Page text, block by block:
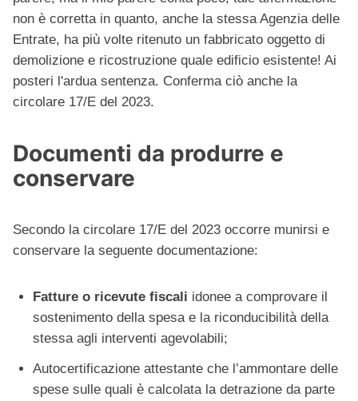
non è corretta in quanto, anche la stessa Agenzia delle
Entrate, ha più volte ritenuto un fabbricato oggetto di
demolizione e ricostruzione quale edificio esistente! Ai
posteri l'ardua sentenza. Conferma ciò anche la
circolare 17/E del 2023.
Documenti da produrre e
conservare
Secondo la circolare 17/E del 2023 occorre munirsi e
conservare la seguente documentazione:
Fatture o ricevute fiscali idonee a comprovare il
sostenimento della spesa e la riconducibilità della
stessa agli interventi agevolabili;
Autocertificazione attestante che l’ammontare delle
spese sulle quali è calcolata la detrazione da parte